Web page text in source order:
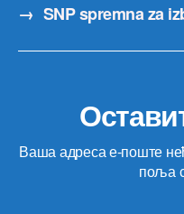
→ SNP spremna za
Ваша адреса е-поште
поља